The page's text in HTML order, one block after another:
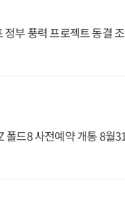
부 풍력 프로젝트 동결
폴드8 사전예약 개통 8월